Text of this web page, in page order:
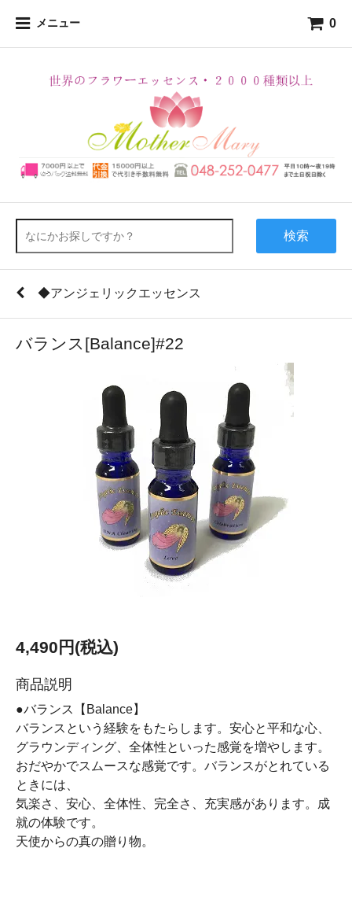
メニュー 0
検索
◆アンジェリックエッセンス
バランス[Balance]#22
4,490円(税込)
商品説明
●バランス【Balance】
バランスという経験をもたらします。安心と平和な心、
グラウンディング、全体性といった感覚を増やします。
おだやかでスムースな感覚です。バランスがとれている
ときには、
気楽さ、安心、全体性、完全さ、充実感があります。成
就の体験です。
天使からの真の贈り物。